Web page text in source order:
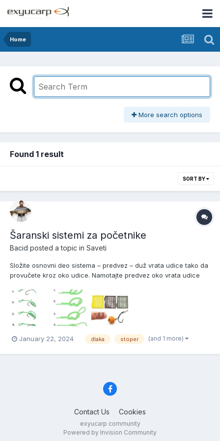
Home
More search options
Found 1 result
SORT BY
Šaranski sistemi za početnike
Bacid posted a topic in Saveti
Složite osnovni deo sistema – predvez – duž vrata udice tako da
provučete kroz oko udice. Namotajte predvez oko vrata udice
postupak detaljnije ćemo obraditi uskoro. Vratite predvez nazad
kroz oko udice. Zategnite čvor...
January 22, 2024 dlaka stoper (and 1 more)
Contact Us Cookies
exyucarp community
Powered by Invision Community